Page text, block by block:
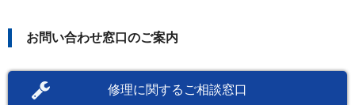
お問い合わせ窓口のご案内
修理に関するご相談窓口